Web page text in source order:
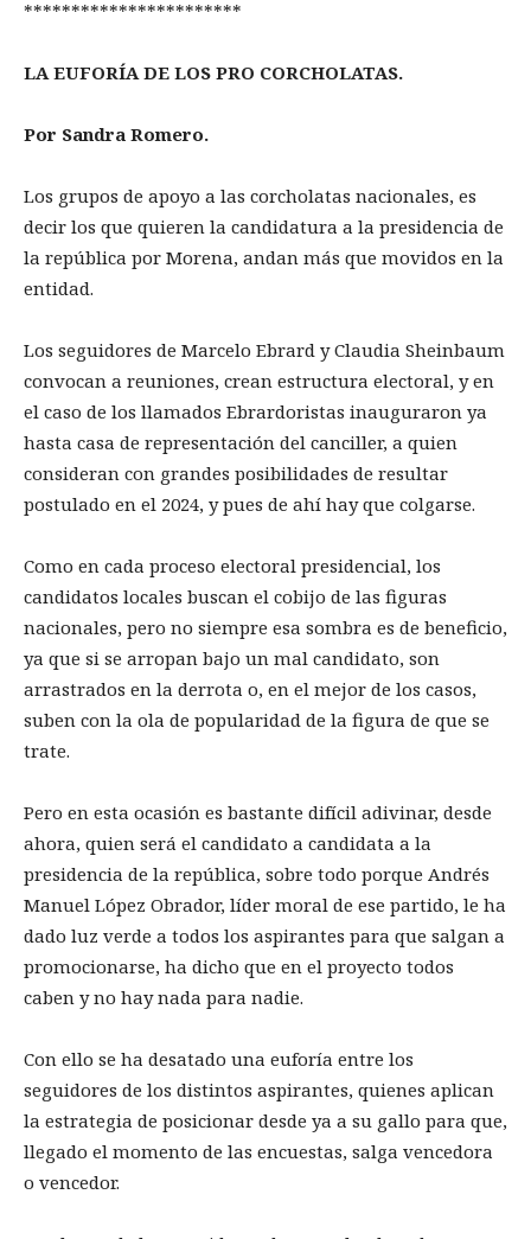
***********************
LA EUFORÍA DE LOS PRO CORCHOLATAS.
Por Sandra Romero.
Los grupos de apoyo a las corcholatas nacionales, es
decir los que quieren la candidatura a la presidencia de
la república por Morena, andan más que movidos en la
entidad.
Los seguidores de Marcelo Ebrard y Claudia Sheinbaum
convocan a reuniones, crean estructura electoral, y en
el caso de los llamados Ebrardoristas inauguraron ya
hasta casa de representación del canciller, a quien
consideran con grandes posibilidades de resultar
postulado en el 2024, y pues de ahí hay que colgarse.
Como en cada proceso electoral presidencial, los
candidatos locales buscan el cobijo de las figuras
nacionales, pero no siempre esa sombra es de beneficio,
ya que si se arropan bajo un mal candidato, son
arrastrados en la derrota o, en el mejor de los casos,
suben con la ola de popularidad de la figura de que se
trate.
Pero en esta ocasión es bastante difícil adivinar, desde
ahora, quien será el candidato a candidata a la
presidencia de la república, sobre todo porque Andrés
Manuel López Obrador, líder moral de ese partido, le ha
dado luz verde a todos los aspirantes para que salgan a
promocionarse, ha dicho que en el proyecto todos
caben y no hay nada para nadie.
Con ello se ha desatado una euforía entre los
seguidores de los distintos aspirantes, quienes aplican
la estrategia de posicionar desde ya a su gallo para que,
llegado el momento de las encuestas, salga vencedora
o vencedor.